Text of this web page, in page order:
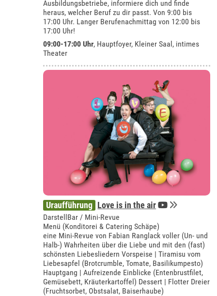
Ausbildungsbetriebe, informiere dich und finde
heraus, welcher Beruf zu dir passt. Von 9:00 bis
17:00 Uhr. Langer Berufenachmittag von 12:00 bis
17:00 Uhr!
09:00-17:00 Uhr, Hauptfoyer, Kleiner Saal, intimes
Theater
Uraufführung Love is in the air
DarstellBar / Mini-Revue
Menü (Konditorei & Catering Schäpe)
eine Mini-Revue von Fabian Ranglack voller (Un- und
Halb-) Wahrheiten über die Liebe und mit den (fast)
schönsten Liebesliedern Vorspeise | Tiramisu vom
Liebesapfel (Brotcrumble, Tomate, Basilikumpesto)
Hauptgang | Aufreizende Einblicke (Entenbrustfilet,
Gemüsebett, Kräuterkartoffel) Dessert | Flotter Dreier
(Fruchtsorbet, Obstsalat, Baiserhaube)